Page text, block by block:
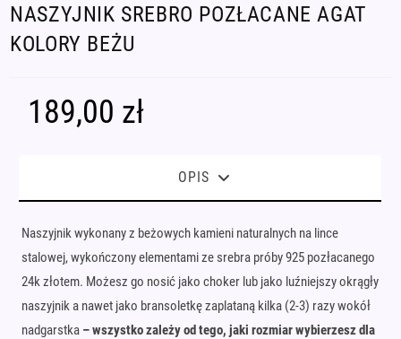
NASZYJNIK SREBRO POZŁACANE AGAT
KOLORY BEŻU
189,00 zł
OPIS
Naszyjnik wykonany z beżowych kamieni naturalnych na lince
stalowej, wykończony elementami ze srebra próby 925 pozłacanego
24k złotem. Możesz go nosić jako choker lub jako luźniejszy okrągły
naszyjnik a nawet jako bransoletkę zaplataną kilka (2-3) razy wokół
nadgarstka – wszystko zależy od tego, jaki rozmiar wybierzesz dla